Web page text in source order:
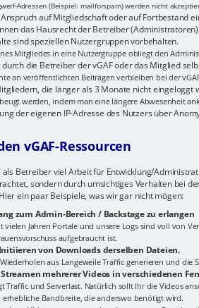
Adressen (Beispiel: mailforspam) werden nicht
auf Mitgliedschaft oder auf Fortbestand
das Hausrecht der Betreiber
sind speziellen Nutzergruppen vorbehalten.
Mitgliedes in eine Nutzergruppe obliegt den
durch die Betreiber der vGAF oder das Mitglied
an veröffentlichten Beiträgen verbleiben bei der
die länger als 3 Monate nicht
werden, indem man eine längere Abwesenheit
der eigenen IP-Adresse des Nutzers über
vGAF-Ressourcen
als Betreiber viel Arbeit für Entwicklung/
sondern durch umsichtiges Verhalten bei
ein paar Beispiele, was wir gar nicht mögen:
zum Admin-Bereich / Backstage zu erlangen
vielen Jahren Portale und unsere Logs sind voll von
aufgebraucht ist.
von Downloads derselben Dateien.
aus Langeweile Traffic generieren und die
mehrerer Videos in verschiedenen
Traffic und Serverlast. Natürlich sollt Ihr die Videos
erhebliche Bandbreite, die anderswo benötigt wird.